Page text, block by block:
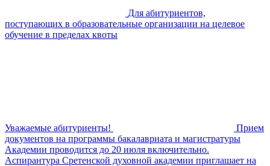
Для абитуриентов,
поступающих в образовательные организации на целевое
обучение в пределах квоты
Уважаемые абитуриенты!
Прием
документов на программы бакалавриата и магистратуры
Академии проводится до 20 июля включительно.
Аспирантура Сретенской духовной академии приглашает на